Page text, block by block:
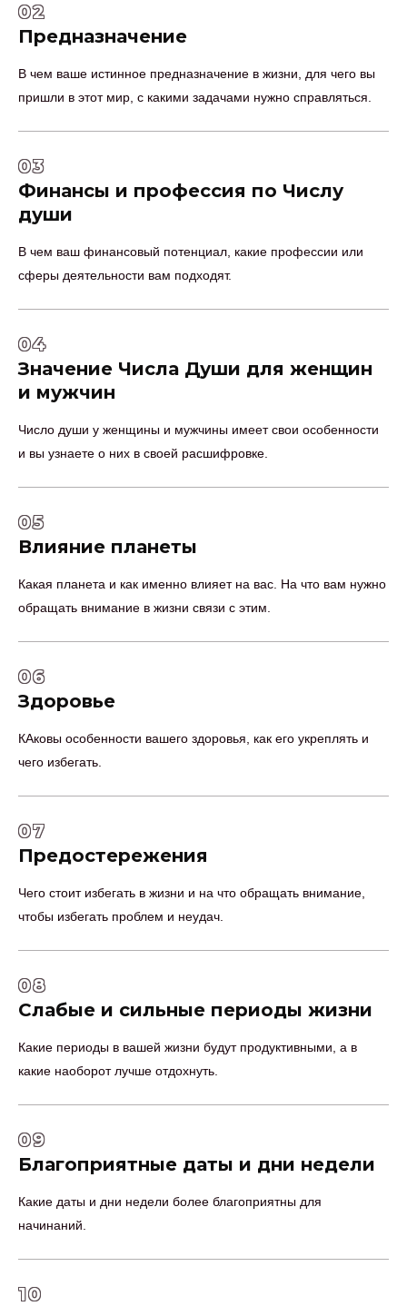
02
Предназначение
В чем ваше истинное предназначение в жизни, для чего вы
пришли в этот мир, с какими задачами нужно справляться.
03
Финансы и профессия по Числу
души
В чем ваш финансовый потенциал, какие профессии или
сферы деятельности вам подходят.
04
Значение Числа Души для женщин
и мужчин
Число души у женщины и мужчины имеет свои особенности
и вы узнаете о них в своей расшифровке.
05
Влияние планеты
Какая планета и как именно влияет на вас. На что вам нужно
обращать внимание в жизни связи с этим.
06
Здоровье
КАковы особенности вашего здоровья, как его укреплять и
чего избегать.
07
Предостережения
Чего стоит избегать в жизни и на что обращать внимание,
чтобы избегать проблем и неудач.
08
Слабые и сильные периоды жизни
Какие периоды в вашей жизни будут продуктивными, а в
какие наоборот лучше отдохнуть.
09
Благоприятные даты и дни недели
Какие даты и дни недели более благоприятны для
начинаний.
10